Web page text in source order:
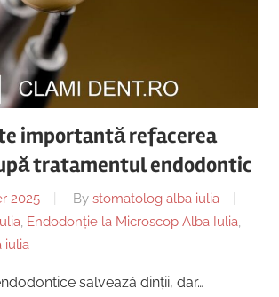
importantă refacerea
tratamentul endodontic
2025 By stomatolog alba iulia
, Endodonție la Microscop Alba Iulia,
iulia
salvează dinții, dar…